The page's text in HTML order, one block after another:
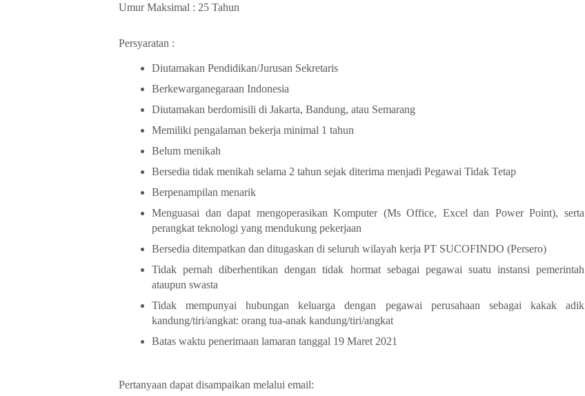
Umur Maksimal : 25 Tahun
Persyaratan :
Diutamakan Pendidikan/Jurusan Sekretaris
Berkewarganegaraan Indonesia
Diutamakan berdomisili di Jakarta, Bandung, atau Semarang
Memiliki pengalaman bekerja minimal 1 tahun
Belum menikah
Bersedia tidak menikah selama 2 tahun sejak diterima menjadi Pegawai Tidak Tetap
Berpenampilan menarik
Menguasai dan dapat mengoperasikan Komputer (Ms Office, Excel dan Power Point), serta
perangkat teknologi yang mendukung pekerjaan
Bersedia ditempatkan dan ditugaskan di seluruh wilayah kerja PT SUCOFINDO (Persero)
Tidak pernah diberhentikan dengan tidak hormat sebagai pegawai suatu instansi pemerintah
ataupun swasta
Tidak mempunyai hubungan keluarga dengan pegawai perusahaan sebagai kakak adik
kandung/tiri/angkat: orang tua-anak kandung/tiri/angkat
Batas waktu penerimaan lamaran tanggal 19 Maret 2021
Pertanyaan dapat disampaikan melalui email: